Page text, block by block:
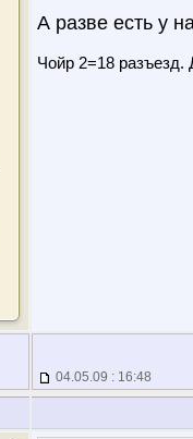
А разве есть у
Чойр 2=18
04.05.09 : 16:48